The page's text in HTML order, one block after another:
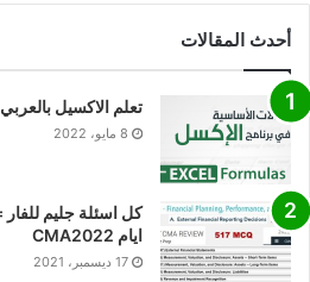
أحدث المقالات
تعلم الاكسيل بالعربي
8 مايو، 2022
ايام CMA2022
17 ديسمبر، 2021